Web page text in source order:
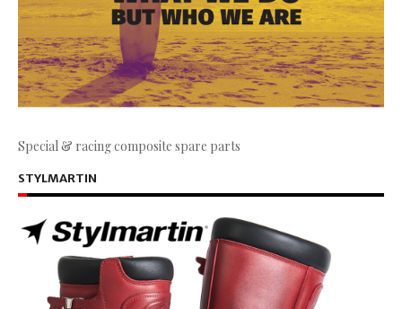
Special & racing composite spare parts
STYLMARTIN